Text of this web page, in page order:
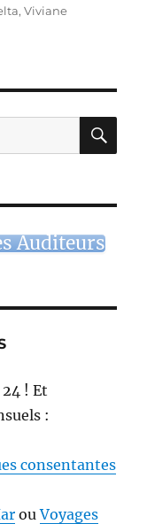
,Viviane
Auditeurs
! Et
:
consentantes
ouVoyages